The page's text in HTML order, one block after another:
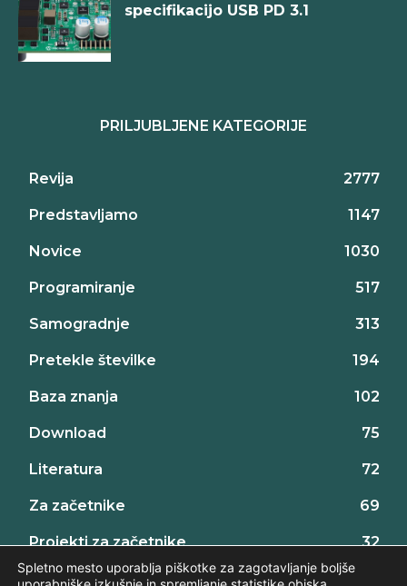
specifikacijo USB PD 3.1
PRILJUBLJENE KATEGORIJE
Revija 2777
Predstavljamo 1147
Novice 1030
Programiranje 517
Samogradnje 313
Pretekle številke 194
Baza znanja 102
Download 75
Literatura 72
Za začetnike 69
Projekti za začetnike 32
Spletno mesto uporablja piškotke za zagotavljanje boljše